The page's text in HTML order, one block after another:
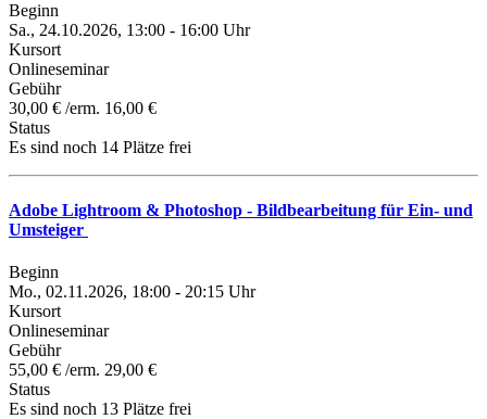
Beginn
Sa., 24.10.2026, 13:00 - 16:00 Uhr
Kursort
Onlineseminar
Gebühr
30,00 € /erm. 16,00 €
Status
Es sind noch 14 Plätze frei
Adobe Lightroom & Photoshop - Bildbearbeitung für Ein- und
Umsteiger
Beginn
Mo., 02.11.2026, 18:00 - 20:15 Uhr
Kursort
Onlineseminar
Gebühr
55,00 € /erm. 29,00 €
Status
Es sind noch 13 Plätze frei